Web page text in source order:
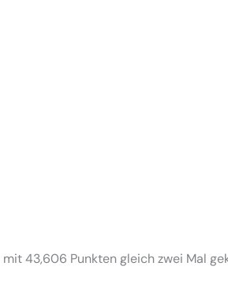
43,606 Punkten gleich zwei Mal